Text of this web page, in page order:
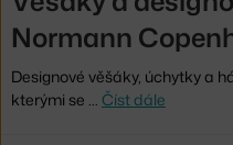
Normann
Designové věšáky, úchytky a
kterými se … Číst dále